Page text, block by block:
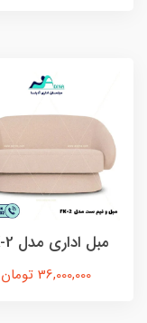
مبل اداری مدل FK-2
36,000,000 تومان